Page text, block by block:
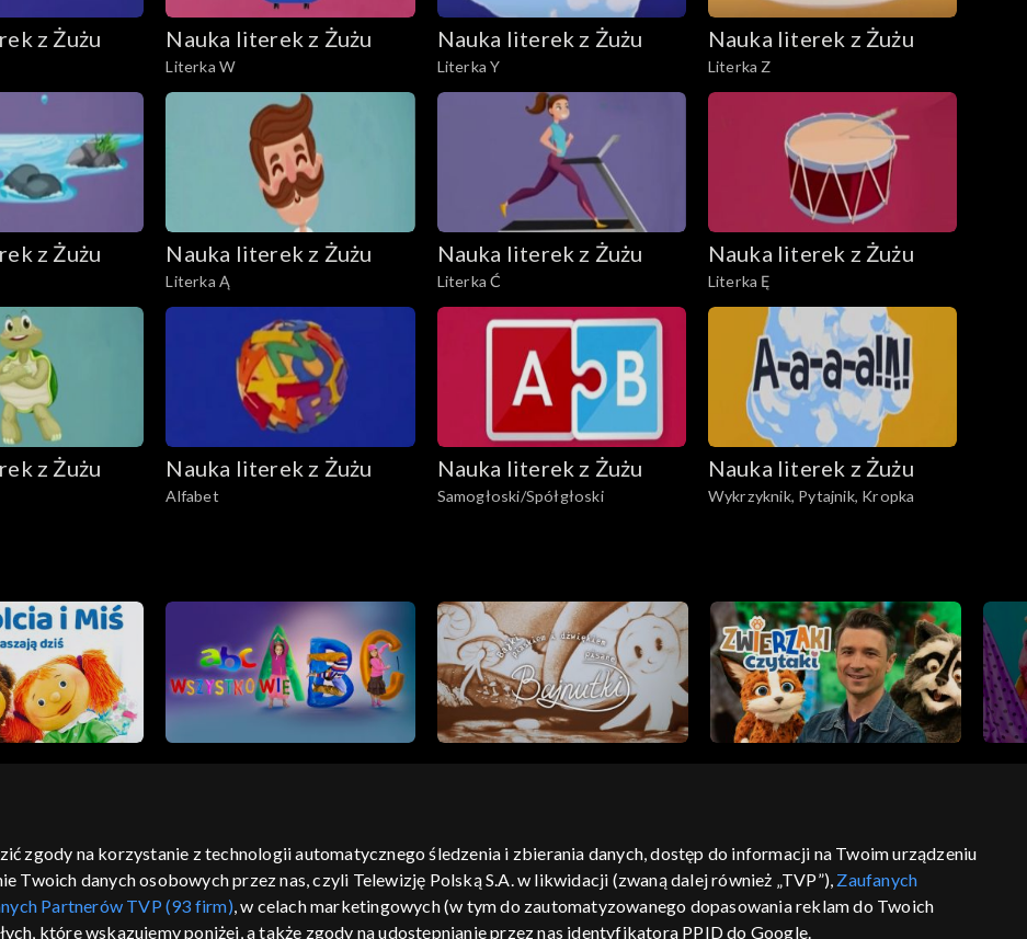
z Żużu Nauka literek z Żużu
Literka W
Nauka literek z Żużu
Literka Y
Nauka literek z Żużu
Literka Z
z Żużu Nauka literek z Żużu
Literka Ą
Nauka literek z Żużu
Literka Ć
Nauka literek z Żużu
Literka Ę
z Żużu Nauka literek z Żużu
Alfabet
Nauka literek z Żużu
Samogłoski/Spółgłoski
Nauka literek z Żużu
Wykrzyknik, Pytajnik, Kropka
moje zgody pomoc kontakt voucher dostępność informacje o dostawcy usług
zgody na korzystanie z technologii automatycznego śledzenia i zbierania danych, dostęp do informacji na Twoim urządzeniu
Twoich danych osobowych przez nas, czyli Telewizję Polską S.A. w likwidacji (zwaną dalej również „TVP”), Zaufanych
Partnerów TVP (93 firm), w celach marketingowych (w tym do zautomatyzowanego dopasowania reklam do Twoich
które wskazujemy poniżej, a także zgody na udostępnianie przez nas identyfikatora PPID do Google.